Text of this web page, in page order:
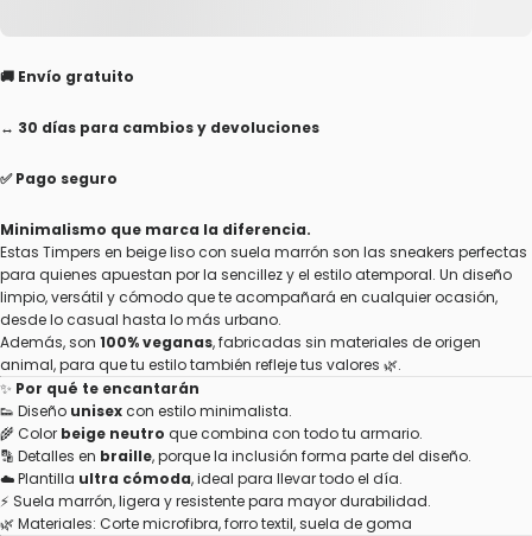
🚚 Envío gratuito
↔️ 30 días para cambios y devoluciones
✅ Pago seguro
Minimalismo que marca la diferencia.
Estas Timpers en beige liso con suela marrón son las sneakers perfectas
para quienes apuestan por la sencillez y el estilo atemporal. Un diseño
limpio, versátil y cómodo que te acompañará en cualquier ocasión,
desde lo casual hasta lo más urbano.
Además, son 100% veganas, fabricadas sin materiales de origen
animal, para que tu estilo también refleje tus valores 🌿.
✨ Por qué te encantarán
👟 Diseño unisexcon estilo minimalista.
🌾 Color beige neutro que combina con todo tu armario.
🔡 Detalles en braille, porque la inclusión forma parte del diseño.
☁️ Plantilla ultra cómoda, ideal para llevar todo el día.
⚡ Suela marrón, ligera y resistente para mayor durabilidad.
🌿 Materiales: Corte microfibra, forro textil, suela de goma